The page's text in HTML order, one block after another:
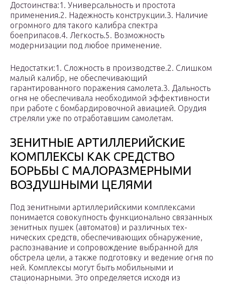
Достоинства:1. Универсальность и простота
применения.2. Надежность конструкции.3. Наличие
огромного для такого калибра спектра
боеприпасов.4. Легкость.5. Возможность
модернизации под любое применение.
Недостатки:1. Сложность в производстве.2. Слишком
малый калибр, не обеспечивающий
гарантированного поражения самолета.3. Дальность
огня не обеспечивала необходимой эффективности
при работе с бомбардировочной авиацией. Орудия
стреляли уже по отработавшим самолетам.
ЗЕНИТНЫЕ АРТИЛЛЕРИЙСКИЕ
КОМПЛЕКСЫ КАК СРЕДСТВО
БОРЬБЫ С МАЛОРАЗМЕРНЫМИ
ВОЗДУШНЫМИ ЦЕЛЯМИ
Под зенитными артиллерийскими комплексами
понимается совокупность функционально связанных
зенитных пушек (автоматов) и различных тех­
нических средств, обеспечивающих обнаружение,
распознавание и сопрово­ждение выбранной для
обстрела цели, а также подготовку и ведение огня по
ней. Комплексы могут быть мобильны­ми и
стационарными. Это определяется исходя из